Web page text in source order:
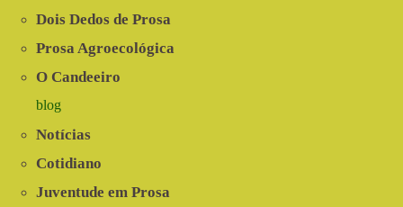
Dois Dedos de Prosa
Prosa Agroecológica
O Candeeiro
blog
Notícias
Cotidiano
Juventude em Prosa